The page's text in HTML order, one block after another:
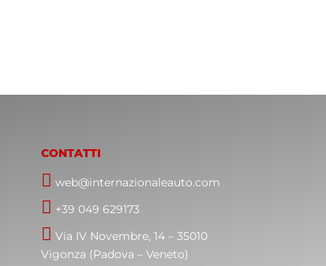
CONTATTI
web@internazionaleauto.com
+39 049 629173
Via IV Novembre, 14 – 35010
Vigonza (Padova – Veneto)